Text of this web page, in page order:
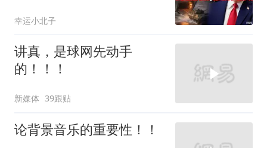
幸运小北子
讲真，是球网先动手
的！！！
新媒体 39跟贴
论背景音乐的重要性！！